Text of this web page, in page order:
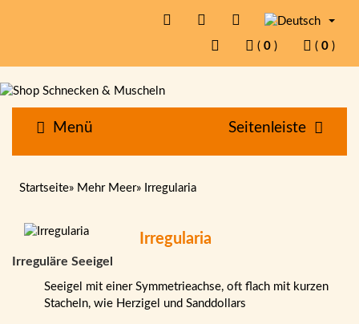
( 0 ) ( 0 )
Menü Seitenleiste
Startseite» Mehr Meer» Irregularia
Irregularia
Irreguläre Seeigel
Seeigel mit einer Symmetrieachse, oft flach mit kurzen
Stacheln, wie Herzigel und Sanddollars